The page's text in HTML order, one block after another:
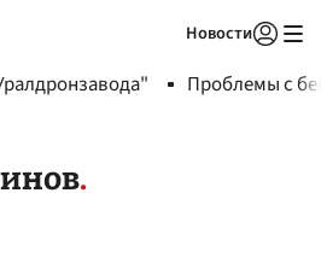
Новости
Проблемы с